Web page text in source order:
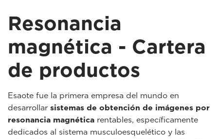
Resonancia
magnética - Cartera
de productos
Esaote fue la primera empresa del mundo en
desarrollar sistemas de obtención de imágenes por
resonancia magnética rentables, específicamente
dedicados al sistema musculoesquelético y las